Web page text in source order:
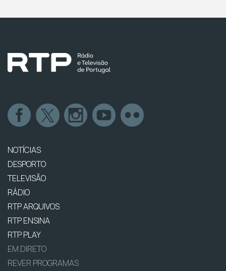
NOTÍCIAS
DESPORTO
TELEVISÃO
RÁDIO
RTP ARQUIVOS
RTP ENSINA
RTP PLAY
EM DIRETO
REVER PROGRAMAS